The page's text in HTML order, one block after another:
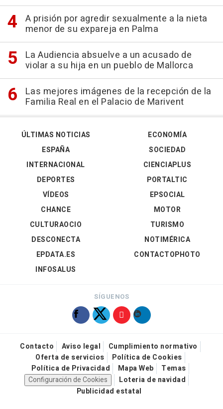
A prisión por agredir sexualmente a la nieta
menor de su expareja en Palma
La Audiencia absuelve a un acusado de
violar a su hija en un pueblo de Mallorca
Las mejores imágenes de la recepción de la
Familia Real en el Palacio de Marivent
ÚLTIMAS NOTICIAS
ESPAÑA
INTERNACIONAL
DEPORTES
VÍDEOS
ECONOMÍA
SOCIEDAD
CIENCIAPLUS
PORTALTIC
EPSOCIAL
CHANCE
CULTURAOCIO
DESCONECTA
EPDATA.ES
INFOSALUS
MOTOR
TURISMO
NOTIMÉRICA
CONTACTOPHOTO
SÍGUENOS
Contacto Aviso legal
Cumplimiento normativo
Oferta de servicios
Política de Cookies
Política de Privacidad
Mapa Web
Temas
Configuración de Cookies
Loteria de navidad
Publicidad estatal